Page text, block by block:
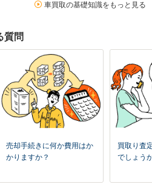
車買取の基礎知識をもっと見る
質問
売却手続きに何か費用はか
かりますか？
買取り査
でしょう